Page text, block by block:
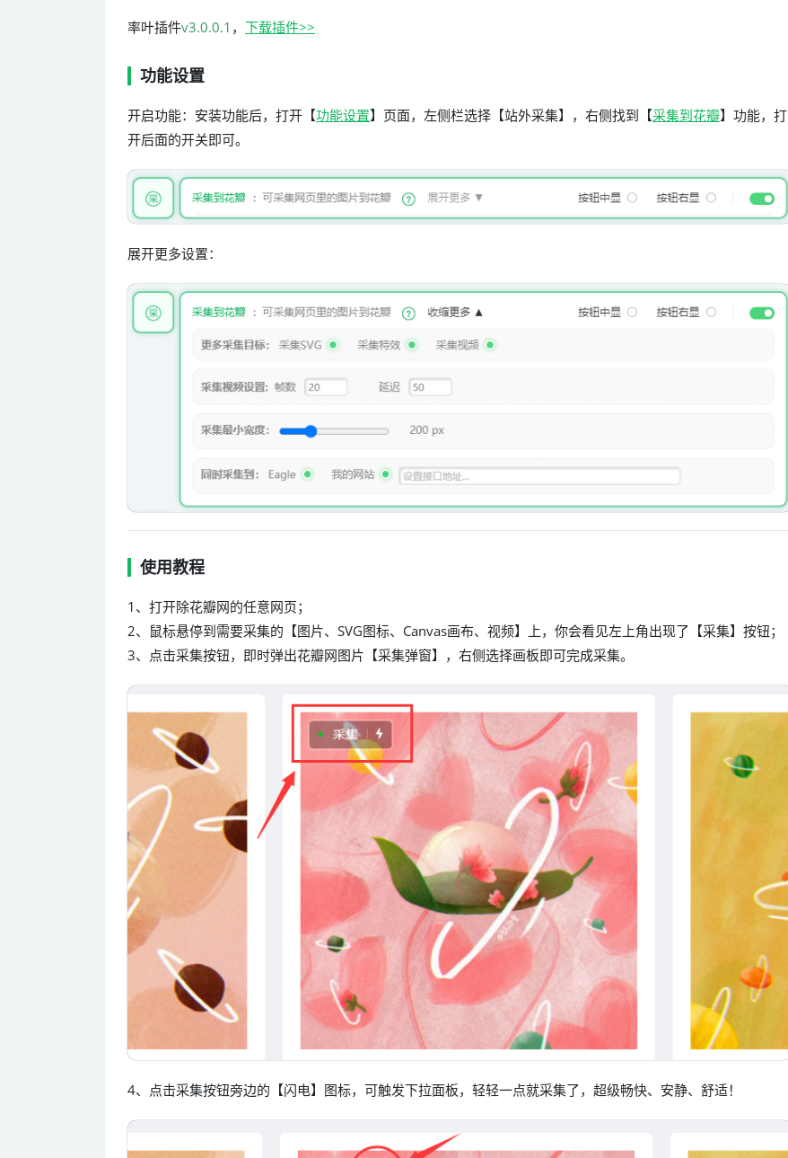
率叶插件v3.0.0.1 ， 下载插件>>
功能设置
开启功能：安装功能后，打开【功能设置】页面，左侧栏选择【站外采集】，右侧找到【采集到花瓣】功能，打
开后面的开关即可。
展开更多设置：
使用教程
1、打开除花瓣网的任意网页；
2、鼠标悬停到需要采集的【图片、SVG图标、Canvas画布、视频】上，你会看见左上角出现了【采集】按钮；
3、点击采集按钮，即时弹出花瓣网图片【采集弹窗】，右侧选择画板即可完成采集。
4、点击采集按钮旁边的【闪电】图标，可触发下拉面板，轻轻一点就采集了，超级畅快、安静、舒适！